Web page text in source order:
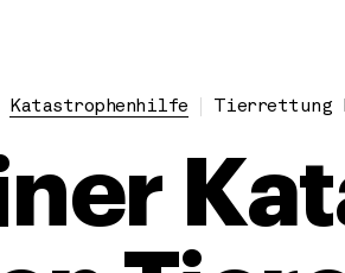
Katastrophenhilfe Tierrettung